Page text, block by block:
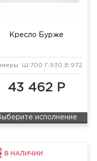
Кресло Бурже
Ш:700 Г:930 В:972 мм
43 462 Р
исполнение